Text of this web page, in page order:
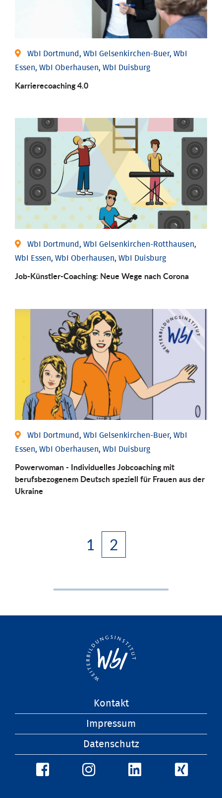
WbI Dortmund, WbI Gelsenkirchen-Buer, WbI
Essen, WbI Oberhausen, WbI Duisburg
Karriere­coaching 4.0
WbI Dortmund, WbI Gelsenkirchen-Rotthausen,
WbI Essen, WbI Oberhausen, WbI Duisburg
Job-Künstler-Coaching: Neue Wege nach Corona
WbI Dortmund, WbI Gelsenkirchen-Buer, WbI
Essen, WbI Oberhausen, WbI Duisburg
Powerwoman - Individuelles Jobcoaching mit
berufsbezogenem Deutsch speziell für Frauen aus der
Ukraine
1 2
Kontakt
Impressum
Datenschutz